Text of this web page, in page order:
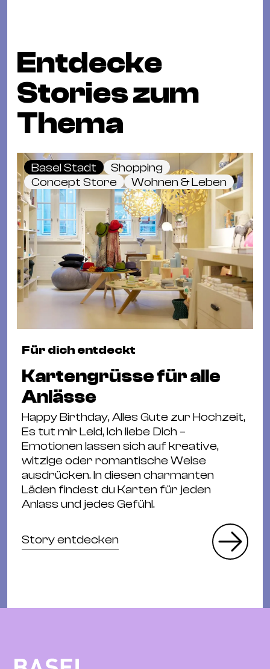
Entdecke
Stories zum
Thema
Basel Stadt
Shopping
Concept Store
Wohnen & Leben
Für dich entdeckt
Kartengrüsse für alle
Anlässe
Happy Birthday, Alles Gute zur Hochzeit,
Es tut mir Leid, Ich liebe Dich –
Emotionen lassen sich auf kreative,
witzige oder romantische Weise
ausdrücken. In diesen charmanten
Läden findest du Karten für jeden
Anlass und jedes Gefühl.
Story entdecken